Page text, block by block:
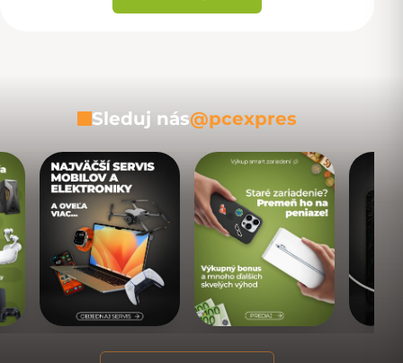
Sleduj nás@pcexpres